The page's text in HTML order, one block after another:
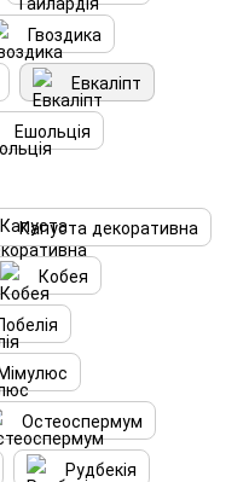
Гвоздика
Евкаліпт
Ешольція
Капуста декоративна
Кобея
Остеоспермум
Рудбекія